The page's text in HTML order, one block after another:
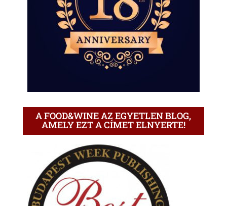
A FOOD&WINE AZ EGYETLEN BLOG,
AMELY EZT A CÍMET ELNYERTE!